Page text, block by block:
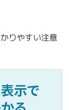
りやすい注意